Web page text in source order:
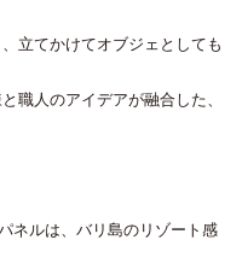
立てかけてオブジェとしても
職人のアイデアが融合した、
ネルは、バリ島のリゾート感